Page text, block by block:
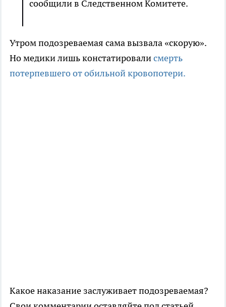
сообщили в Следственном Комитете.
Утром подозреваемая сама вызвала «скорую».
Но медики лишь констатировалисмерть
потерпевшего от обильной кровопотери.
Какое наказание заслуживает подозреваемая?